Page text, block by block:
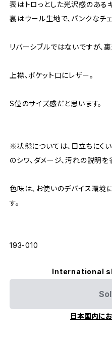
表はトロっとした光沢感のある
裏はウール生地で、パンクなチェ
リバーシブルではないですが、
上襟、ポケット口にレザー。
S位のサイズ感だと思います。
※状態については、目立ちにく
のシワ、ダメージ、汚れの説明
色味は、お使いのデバイス環境
す。
193-010
International
日本国内に